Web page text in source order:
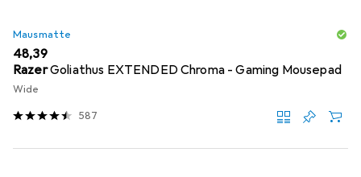
Mausmatte
EUR
48,39
RazerGoliathus EXTENDED Chroma - Gaming Mousepad
Wide
587